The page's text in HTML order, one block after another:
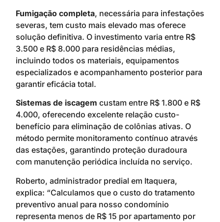
Fumigação completa, necessária para infestações
severas, tem custo mais elevado mas oferece
solução definitiva. O investimento varia entre R$
3.500 e R$ 8.000 para residências médias,
incluindo todos os materiais, equipamentos
especializados e acompanhamento posterior para
garantir eficácia total.
Sistemas de iscagem custam entre R$ 1.800 e R$
4.000, oferecendo excelente relação custo-
benefício para eliminação de colônias ativas. O
método permite monitoramento contínuo através
das estações, garantindo proteção duradoura
com manutenção periódica incluída no serviço.
Roberto, administrador predial em Itaquera,
explica: “Calculamos que o custo do tratamento
preventivo anual para nosso condomínio
representa menos de R$ 15 por apartamento por